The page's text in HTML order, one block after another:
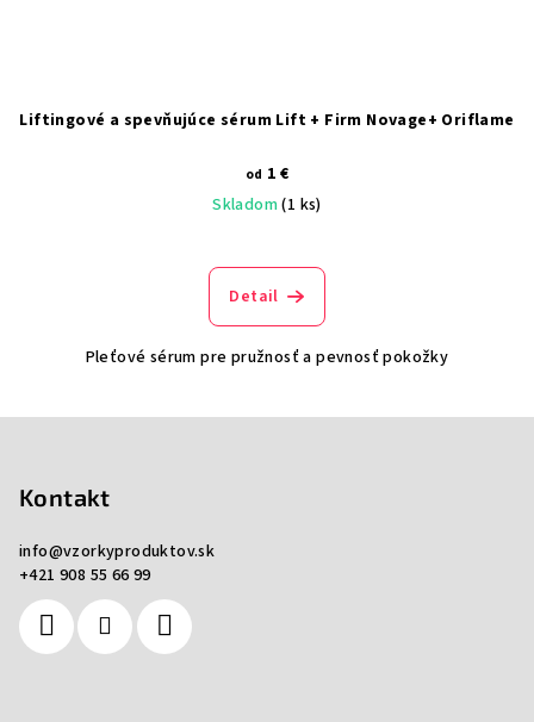
Liftingové a spevňujúce sérum Lift + Firm Novage+ Oriflame
od 1 €
Skladom(1 ks)
Detail
Pleťové sérum pre pružnosť a pevnosť pokožky
Kontakt
info@vzorkyproduktov.sk
+421 908 55 66 99